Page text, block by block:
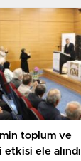
toplum ve
ele alındı